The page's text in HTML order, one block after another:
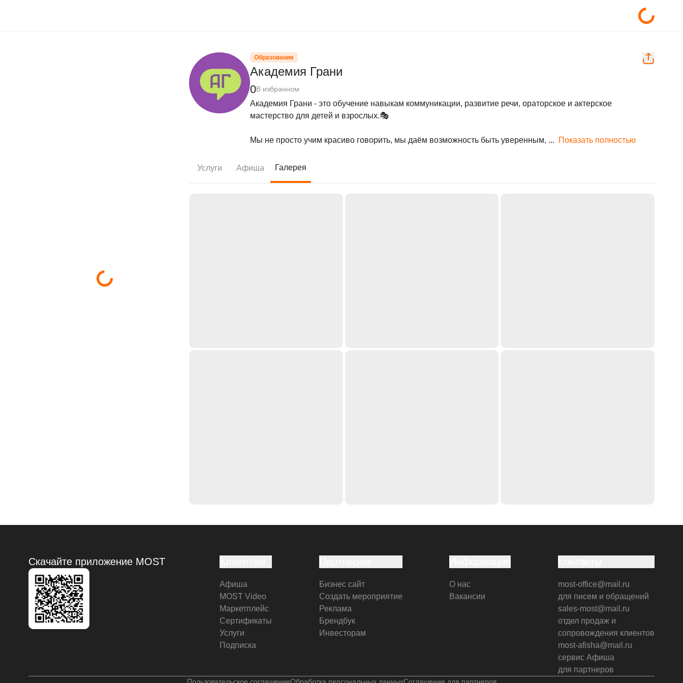
Образование
Академия Грани
0В избранном
Академия Грани - это обучение навыкам коммуникации, развитие речи, ораторское и актерское
мастерство для детей и взрослых.🎭
Мы не просто учим красиво говорить, мы даём возможность быть уверенным, ... Показать полностью
Услуги Афиша Галерея
Скачайте приложение MOST
Афиша
MOST Video
Маркетплейс
Сертификаты
Услуги
Подписка
Бизнес сайт
Создать мероприятие
Реклама
Брендбук
Инвесторам
О нас
Вакансии
most-office@mail.ru
для писем и обращений
sales-most@mail.ru
отдел продаж и
сопровождения клиентов
most-afisha@mail.ru
сервис Афиша
для партнеров